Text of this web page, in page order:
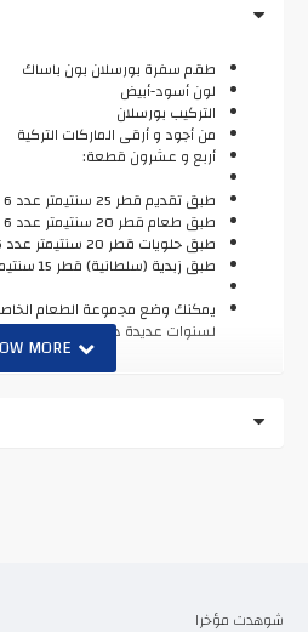
طقم سفرة بورسلان بون باساك
لون أسود-أبيض
التركيب بورسلان
من أجود و أرقى الماركات التركية
أربع و عشرون قطعة:
طبق تقديم قطر 25 سنتيمتر عدد 6
طبق طعام قطر 20 سنتيمتر عدد 6
طبق حلويات قطر 20 سنتيمتر عدد 6
طبق زبدية (سلطانية) قطر 15 سنتيمتر عدد 6
يمكنك وضع مجموعة الطعام
لسنوات عديدة دون أي ضرر.
شوهدت مؤخرا